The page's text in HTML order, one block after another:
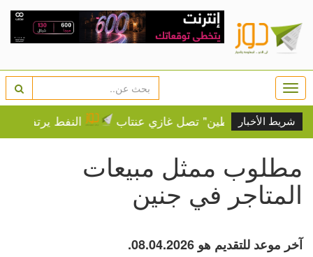
شريط الأخبار
فلسطين" تصل غازي عنتاب النفط يرتفع وسط
مطلوب ممثل مبيعات
المتاجر في جنين
آخر موعد للتقديم هو 08.04.2026.